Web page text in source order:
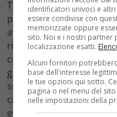
Tuttavia, Asha in realtà
pericolo:una profonda
avvertire mentre tutti gli
riuscire nell’obiettivo di
combattere e
governa Rosas e
sudditi. Inoltre, Asha
cielo,di nome Star , che
esaudirà un suo
identificatori univoci e
essere condivise con
memorizzate oppure
sito. Noi e i nostri
localizzazione esatti.
Alcuni fornitori
base dell'interesse
le tue opzioni qui sotto.
pagina o nel menu del
nelle impostazioni della